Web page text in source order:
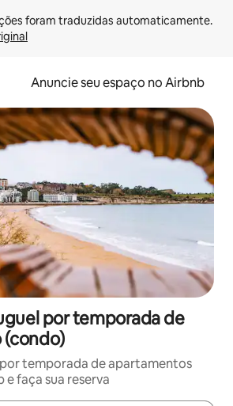
Anuncie seu espaço no Airbnb
por temporada de
temporada de apartamentos
e faça sua reserva